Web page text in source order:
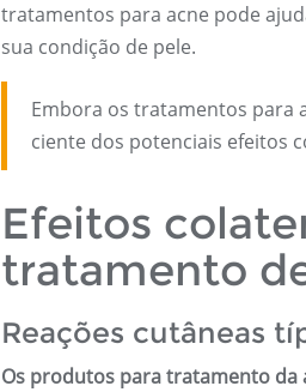
tratamentos para acne pode
sua condição de pele.
Embora os tratamentos para
ciente dos potenciais efeitos
Efeitos
tratamento
Reações cutâneas
Os produtos para tratamento da